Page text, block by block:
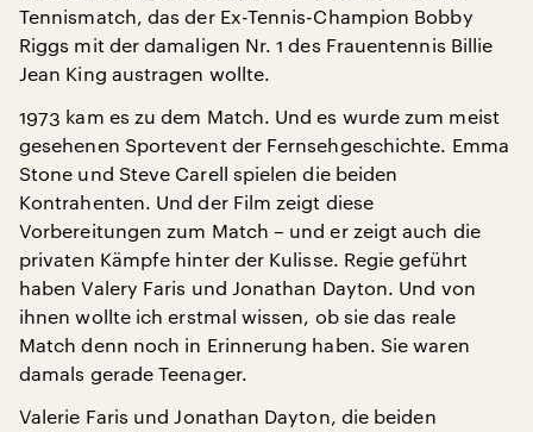
Tennismatch, das der Ex-Tennis-Champion Bobby
Riggs mit der damaligen Nr. 1 des Frauentennis Billie
Jean King austragen wollte.
1973 kam es zu dem Match. Und es wurde zum meist
gesehenen Sportevent der Fernsehgeschichte. Emma
Stone und Steve Carell spielen die beiden
Kontrahenten. Und der Film zeigt diese
Vorbereitungen zum Match – und er zeigt auch die
privaten Kämpfe hinter der Kulisse. Regie geführt
haben Valery Faris und Jonathan Dayton. Und von
ihnen wollte ich erstmal wissen, ob sie das reale
Match denn noch in Erinnerung haben. Sie waren
damals gerade Teenager.
Valerie Faris und Jonathan Dayton, die beiden